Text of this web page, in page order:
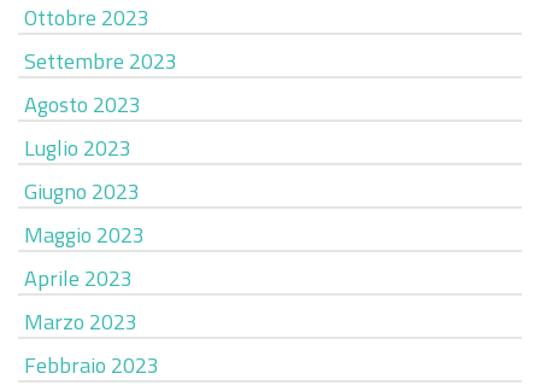
Ottobre 2023
Settembre 2023
Agosto 2023
Luglio 2023
Giugno 2023
Maggio 2023
Aprile 2023
Marzo 2023
Febbraio 2023